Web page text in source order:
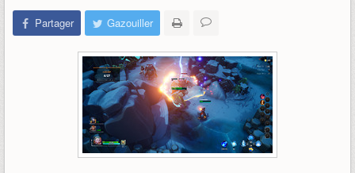
Partager Gazouiller